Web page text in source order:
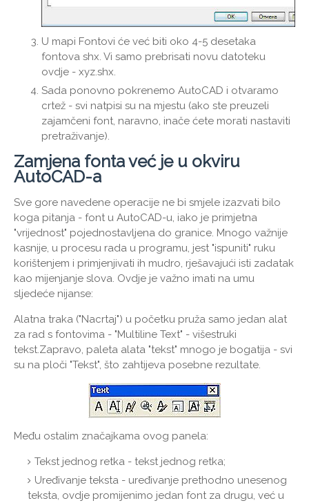
U mapi Fontovi će već biti oko 4-5 desetaka
fontova shx. Vi samo prebrisati novu datoteku
ovdje - xyz.shx.
Sada ponovno pokrenemo AutoCAD i otvaramo
crtež - svi natpisi su na mjestu (ako ste preuzeli
zajamčeni font, naravno, inače ćete morati nastaviti
pretraživanje).
Zamjena fonta već je u okviru
AutoCAD-a
Sve gore navedene operacije ne bi smjele izazvati bilo
koga pitanja - font u AutoCAD-u, iako je primjetna
"vrijednost" pojednostavljena do granice. Mnogo važnije
kasnije, u procesu rada u programu, jest "ispuniti" ruku
korištenjem i primjenjivati ​​ih mudro, rješavajući isti zadatak
kao mijenjanje slova. Ovdje je važno imati na umu
sljedeće nijanse:
Alatna traka ("Nacrtaj") u početku pruža samo jedan alat
za rad s fontovima - "Multiline Text" - višestruki
tekst.Zapravo, paleta alata "tekst" mnogo je bogatija - svi
su na ploči "Tekst", što zahtijeva posebne rezultate.
Među ostalim značajkama ovog panela:
Tekst jednog retka - tekst jednog retka;
Uređivanje teksta - uređivanje prethodno unesenog
teksta, ovdje promijenimo jedan font za drugu, već u